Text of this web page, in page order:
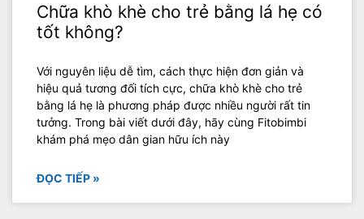
Chữa khò khè cho trẻ bằng lá hẹ có
tốt không?
Với nguyên liệu dễ tìm, cách thực hiện đơn giản và
hiệu quả tương đối tích cực, chữa khò khè cho trẻ
bằng lá hẹ là phương pháp được nhiều người rất tin
tưởng. Trong bài viết dưới đây, hãy cùng Fitobimbi
khám phá mẹo dân gian hữu ích này
ĐỌC TIẾP »